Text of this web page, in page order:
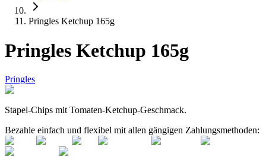
Pringles Ketchup 165g
Pringles Ketchup 165g
Pringles
Stapel-Chips mit Tomaten-Ketchup-Geschmack.
Bezahle einfach und flexibel mit allen gängigen Zahlungsmethoden: